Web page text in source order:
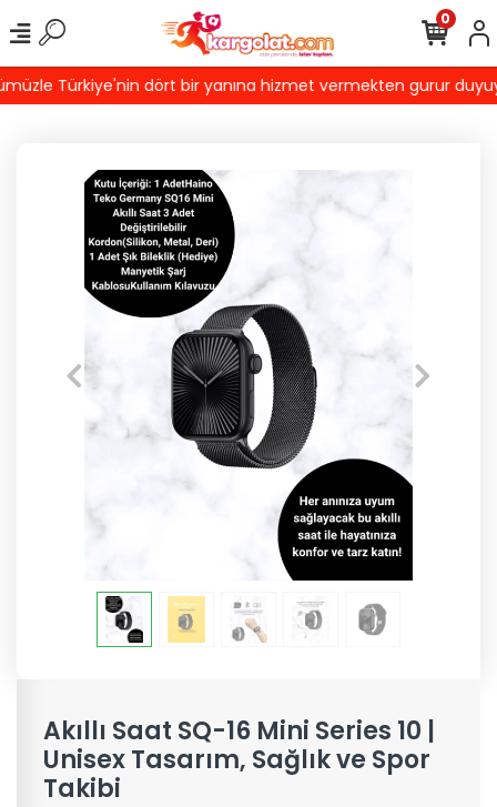
Türkiye'nin dört bir yanına hizmet vermekten gurur
0
Akıllı Saat SQ-16 Mini Series 10 |
Unisex Tasarım, Sağlık ve Spor
Takibi